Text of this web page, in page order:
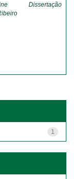
Dissertação
1